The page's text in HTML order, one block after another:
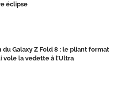
éclipse
du Galaxy Z Fold 8 : le pliant format
vole la vedette à l’Ultra